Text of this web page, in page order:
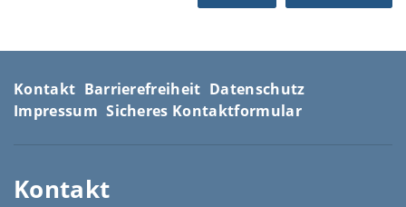
Kontakt Barrierefreiheit Datenschutz
Impressum Sicheres Kontaktformular
Kontakt